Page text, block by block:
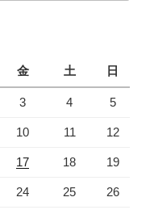
金 土 日
3 4 5
10 11 12
17 18 19
24 25 26